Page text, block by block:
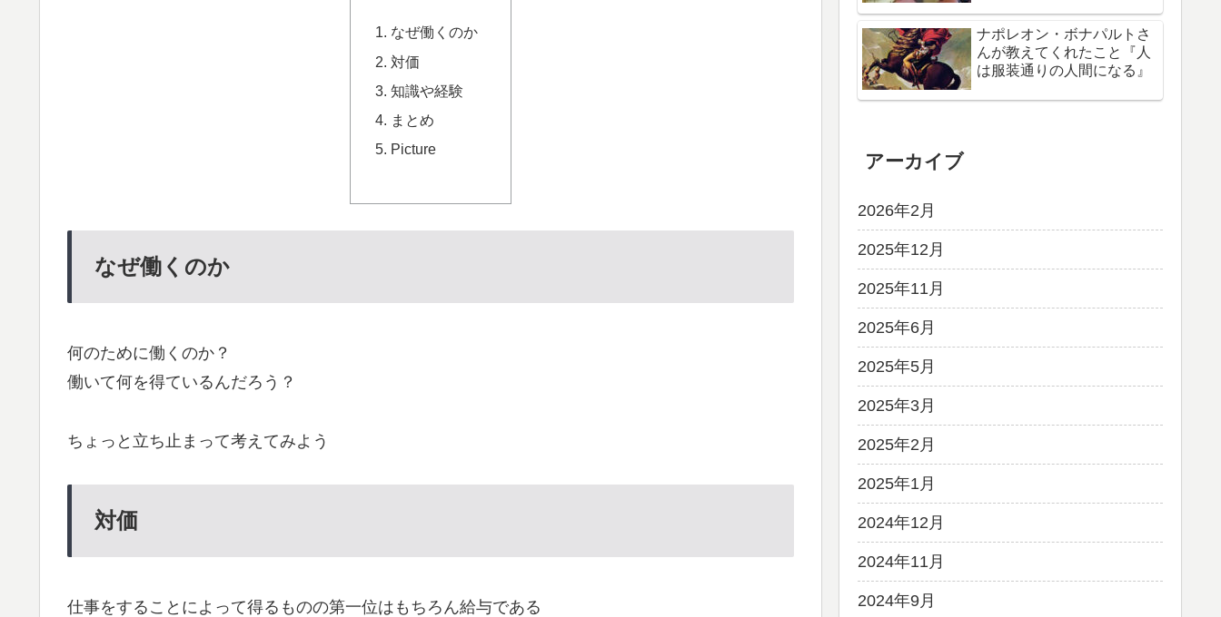
なぜ働くのか
対価
知識や経験
まとめ
Picture
なぜ働くのか
何のために働くのか？
働いて何を得ているんだろう？
ちょっと立ち止まって考えてみよう
対価
仕事をすることによって得るものの第一位はもちろん給与である
ナポレオン・ボナパルトさ
んが教えてくれたこと『人
は服装通りの人間になる』
アーカイブ
2026年2月
2025年12月
2025年11月
2025年6月
2025年5月
2025年3月
2025年2月
2025年1月
2024年12月
2024年11月
2024年9月